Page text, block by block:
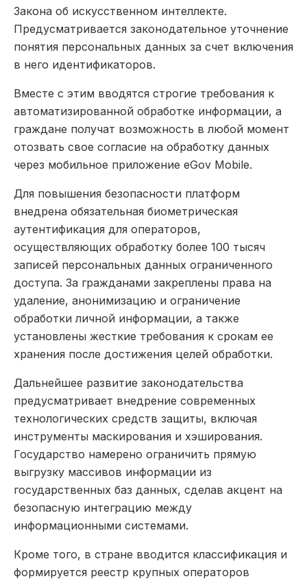
Закона об искусственном интеллекте.
Предусматривается законодательное уточнение
понятия персональных данных за счет включения
в него идентификаторов.
Вместе с этим вводятся строгие требования к
автоматизированной обработке информации, а
граждане получат возможность в любой момент
отозвать свое согласие на обработку данных
через мобильное приложение eGov Mobile.
Для повышения безопасности платформ
внедрена обязательная биометрическая
аутентификация для операторов,
осуществляющих обработку более 100 тысяч
записей персональных данных ограниченного
доступа. За гражданами закреплены права на
удаление, анонимизацию и ограничение
обработки личной информации, а также
установлены жесткие требования к срокам ее
хранения после достижения целей обработки.
Дальнейшее развитие законодательства
предусматривает внедрение современных
технологических средств защиты, включая
инструменты маскирования и хэширования.
Государство намерено ограничить прямую
выгрузку массивов информации из
государственных баз данных, сделав акцент на
безопасную интеграцию между
информационными системами.
Кроме того, в стране вводится классификация и
формируется реестр крупных операторов